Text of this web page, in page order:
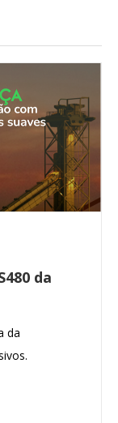
da
da